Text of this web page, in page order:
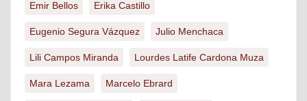
Emir Bellos Erika Castillo
Eugenio Segura Vázquez Julio Menchaca
Lili Campos Miranda Lourdes Latife Cardona Muza
Mara Lezama Marcelo Ebrard